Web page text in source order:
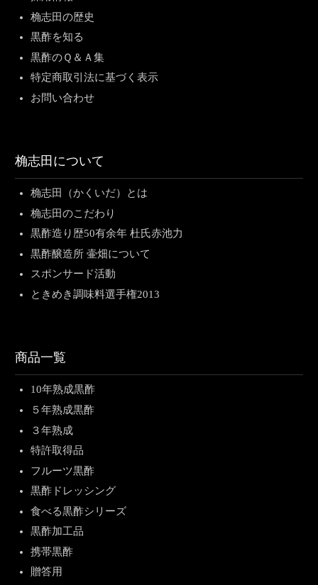
桷志田の歴史
黒酢を知る
黒酢のＱ＆Ａ集
特定商取引法に基づく表示
お問い合わせ
桷志田について
桷志田（かくいだ）とは
桷志田のこだわり
黒酢造り歴50有余年 杜氏赤池力
黒酢醸造所 壷畑について
スポンサード活動
ときめき調味料選手権2013
商品一覧
10年熟成黒酢
５年熟成黒酢
３年熟成
特許取得品
フルーツ黒酢
黒酢ドレッシング
食べる黒酢シリーズ
黒酢加工品
携帯黒酢
贈答用